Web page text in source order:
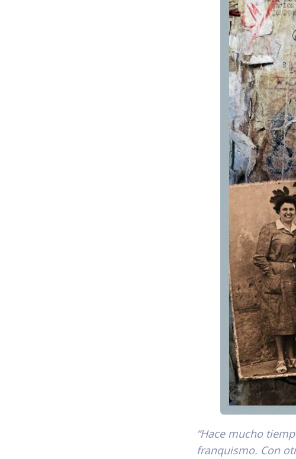
“Hace mucho
franquismo. Con